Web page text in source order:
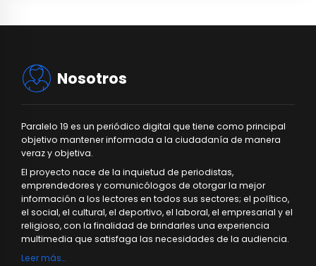
Nosotros
Paralelo 19 es un periódico digital que tiene como principal
objetivo mantener informada a la ciudadanía de manera
veraz y objetiva.
El proyecto nace de la inquietud de periodistas,
emprendedores y comunicólogos de otorgar la mejor
información a los lectores en todos sus sectores; el político,
el social, el cultural, el deportivo, el laboral, el empresarial y el
religioso, con la finalidad de brindarles una experiencia
multimedia que satisfaga las necesidades de la audiencia.
Leer más…